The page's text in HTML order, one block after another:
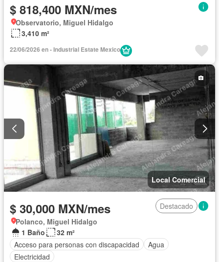
$ 818,400 MXN/mes
Observatorio, Miguel Hidalgo
3,410 m²
22/06/2026 en - Industrial Estate Mexico
Local Comercial
$ 30,000 MXN/mes
Destacado
Polanco, Miguel Hidalgo
1 Baño
32 m²
Acceso para personas con discapacidad
Agua
Electricidad